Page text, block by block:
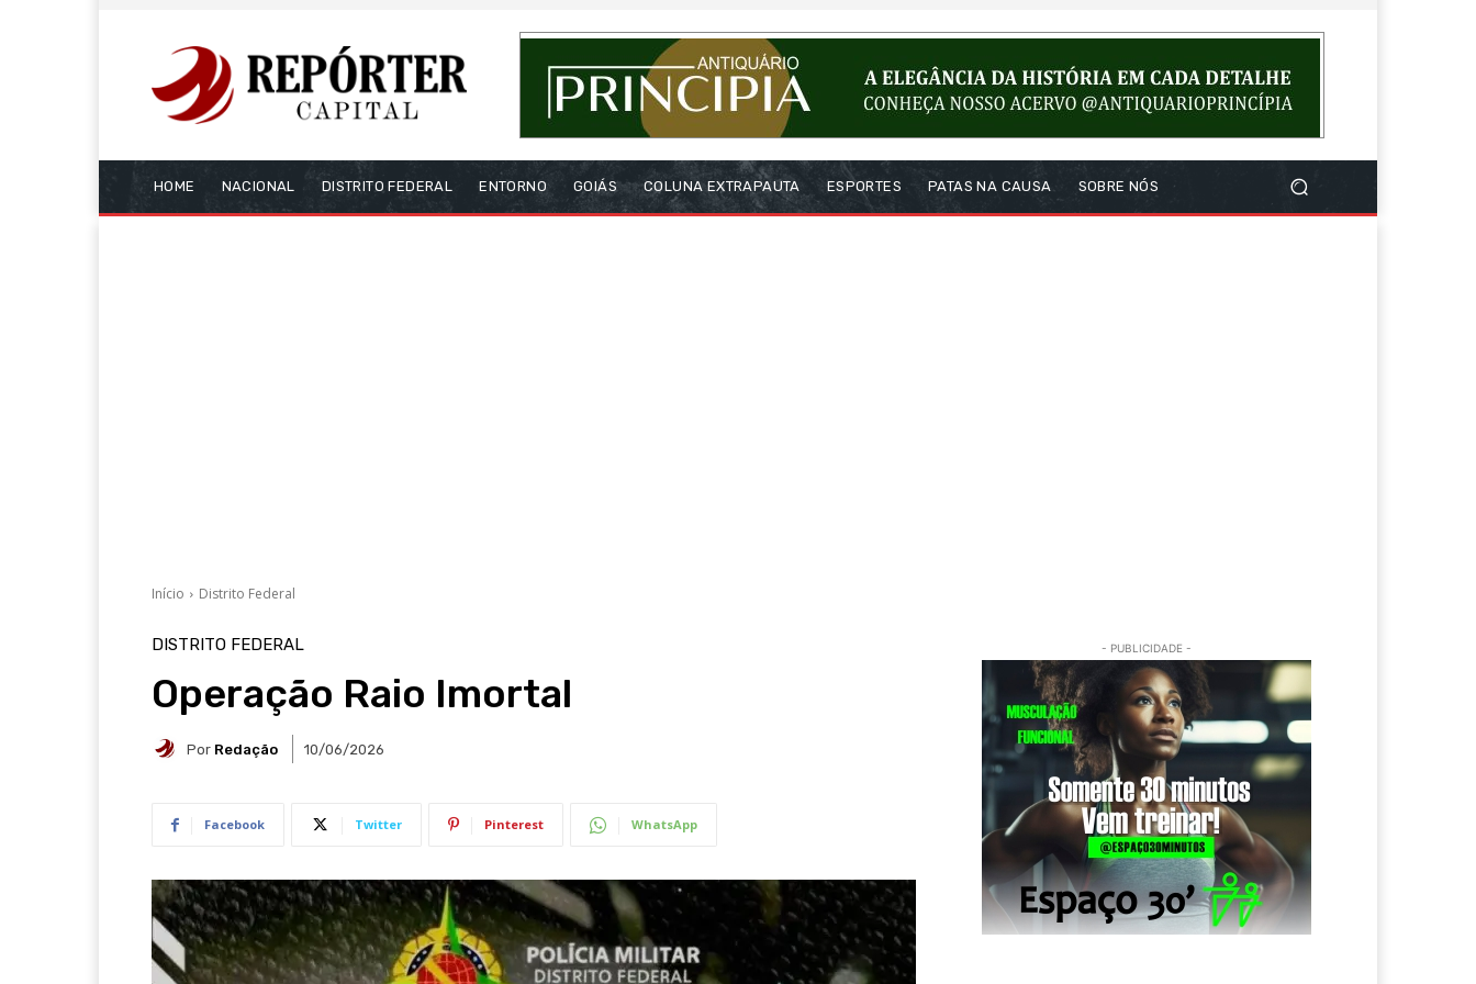
HOME NACIONAL DISTRITO FEDERAL ENTORNO GOIÁS COLUNA EXTRAPAUTA ESPORTES PATAS NA CAUSA SOBRE NÓS
Início Distrito Federal
DISTRITO FEDERAL
Operação Raio Imortal
Por Redação 10/06/2026
Facebook Twitter Pinterest WhatsApp
- PUBLICIDADE -